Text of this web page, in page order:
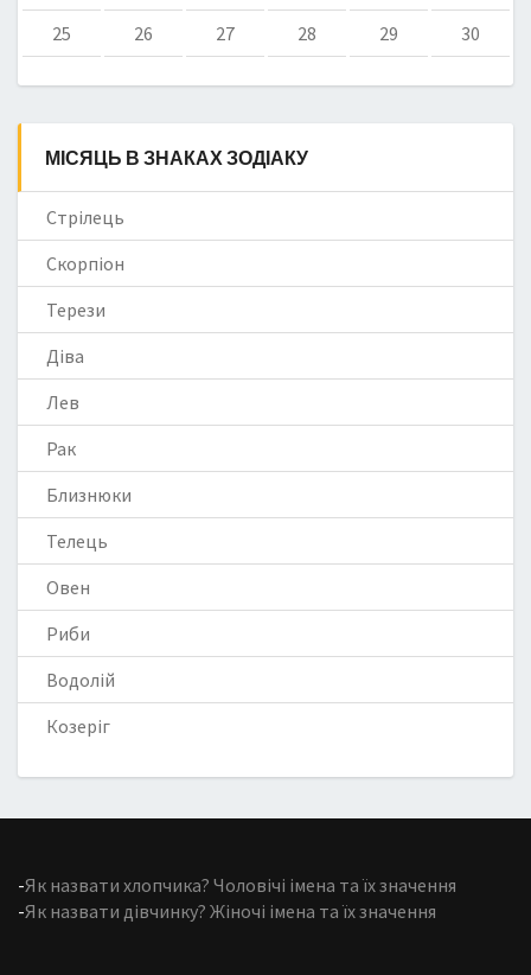
25
26 27 28 29 30
МІСЯЦЬ В ЗНАКАХ ЗОДІАКУ
Стрілець
Скорпіон
Терези
Діва
Лев
Рак
Близнюки
Телець
Овен
Риби
Водолій
Козеріг
-Як назвати хлопчика? Чоловічі імена та їх значення
-Як назвати дівчинку? Жіночі імена та їх значення